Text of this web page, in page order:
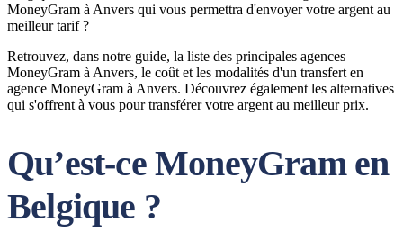
MoneyGram à Anvers qui vous permettra d'envoyer votre argent au
meilleur tarif ?
Retrouvez, dans notre guide, la liste des principales agences
MoneyGram à Anvers, le coût et les modalités d'un transfert en
agence MoneyGram à Anvers. Découvrez également les alternatives
qui s'offrent à vous pour transférer votre argent au meilleur prix.
Qu’est-ce MoneyGram en
Belgique ?